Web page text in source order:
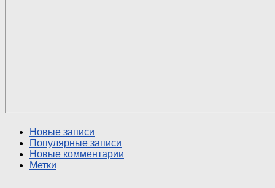
Новые записи
Популярные записи
Новые комментарии
Метки